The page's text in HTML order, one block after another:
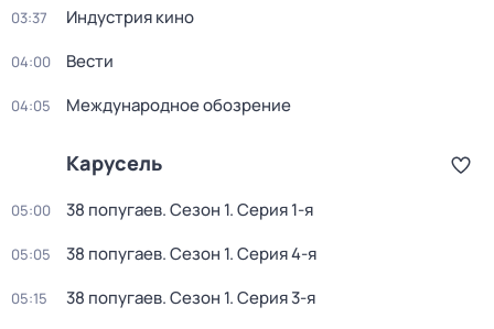
03:37 Индустрия кино
04:00 Вести
04:05 Международное обозрение
Карусель
05:00 38 попугаев. Сезон 1. Серия 1-я
05:05 38 попугаев. Сезон 1. Серия 4-я
05:15 38 попугаев. Сезон 1. Серия 3-я